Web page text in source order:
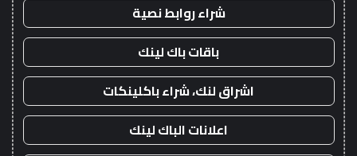
شراء روابط نصية
باقات باك لينك
اشراق لنك، شراء باكلينكات
اعلانات الباك لينك